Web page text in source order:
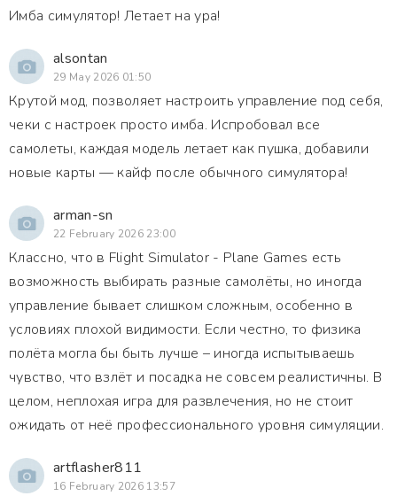
Имба симулятор! Летает на ура!
alsontan
29 May 2026 01:50
Крутой мод, позволяет настроить управление под себя,
чеки с настроек просто имба. Испробовал все
самолеты, каждая модель летает как пушка, добавили
новые карты — кайф после обычного симулятора!
arman-sn
22 February 2026 23:00
Классно, что в Flight Simulator - Plane Games есть
возможность выбирать разные самолёты, но иногда
управление бывает слишком сложным, особенно в
условиях плохой видимости. Если честно, то физика
полёта могла бы быть лучше – иногда испытываешь
чувство, что взлёт и посадка не совсем реалистичны. В
целом, неплохая игра для развлечения, но не стоит
ожидать от неё профессионального уровня симуляции.
artflasher811
16 February 2026 13:57